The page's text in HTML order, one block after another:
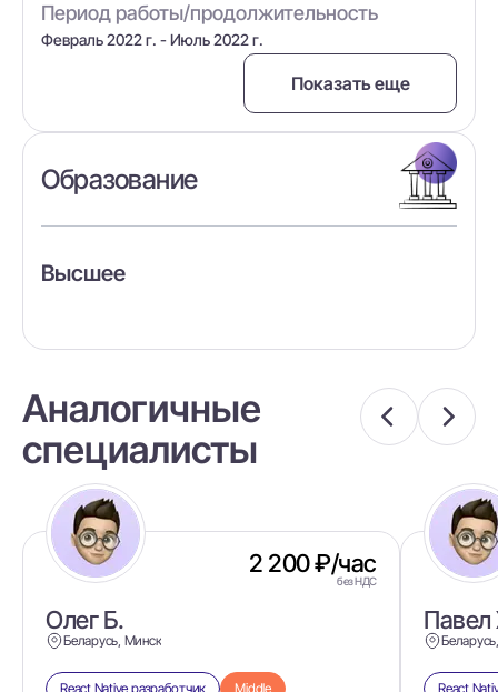
Период работы/продолжительность
Февраль 2022 г. - Июль 2022 г.
Показать еще
Образование
Высшее
Аналогичные
специалисты
Олег Б.
Беларусь, Минск
2 200 ₽/час
без НДС
React Native разработчик Middle
Павел
React